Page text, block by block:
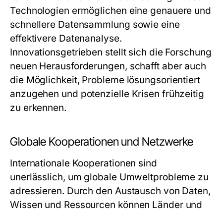
Technologien ermöglichen eine genauere und
schnellere Datensammlung sowie eine
effektivere Datenanalyse.
Innovationsgetrieben stellt sich die Forschung
neuen Herausforderungen, schafft aber auch
die Möglichkeit, Probleme lösungsorientiert
anzugehen und potenzielle Krisen frühzeitig
zu erkennen.
Globale Kooperationen und Netzwerke
Internationale Kooperationen sind
unerlässlich, um globale Umweltprobleme zu
adressieren. Durch den Austausch von Daten,
Wissen und Ressourcen können Länder und